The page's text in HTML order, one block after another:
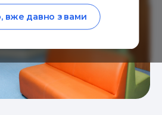
вже давно з вами